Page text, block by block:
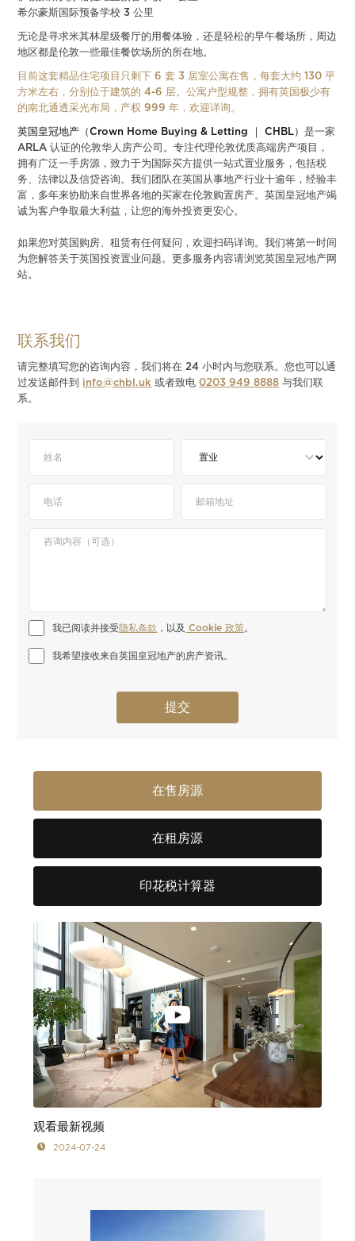
希尔豪斯国际预备学校 3 公里
无论是寻求米其林星级餐厅的用餐体验，还是轻松的早午餐场所，周边
地区都是伦敦一些最佳餐饮场所的所在地。
目前这套精品住宅项目只剩下 6 套 3 居室公寓在售，每套大约 130 平
方米左右，分别位于建筑的 4-6 层。公寓户型规整，拥有英国极少有
的南北通透采光布局，产权 999 年，欢迎详询。
英国皇冠地产（Crown Home Buying & Letting ｜ CHBL）是一家
ARLA 认证的伦敦华人房产公司。专注代理伦敦优质高端房产项目，
拥有广泛一手房源，致力于为国际买方提供一站式置业服务，包括税
务、法律以及信贷咨询。我们团队在英国从事地产行业十逾年，经验丰
富，多年来协助来自世界各地的买家在伦敦购置房产。英国皇冠地产竭
诚为客户争取最大利益，让您的海外投资更安心。
如果您对英国购房、租赁有任何疑问，欢迎扫码详询。我们将第一时间
为您解答关于英国投资置业问题。更多服务内容请浏览英国皇冠地产网
站。
联系我们
请完整填写您的咨询内容，我们将在 24 小时内与您联系。您也可以通
过发送邮件到 info@chbl.uk 或者致电0203 949 8888 与我们联
系。
我已阅读并接受隐私条款 ，以及 Cookie 政策。
我希望接收来自英国皇冠地产的房产资讯。
在售房源
在租房源
印花税计算器
观看最新视频
2024-07-24